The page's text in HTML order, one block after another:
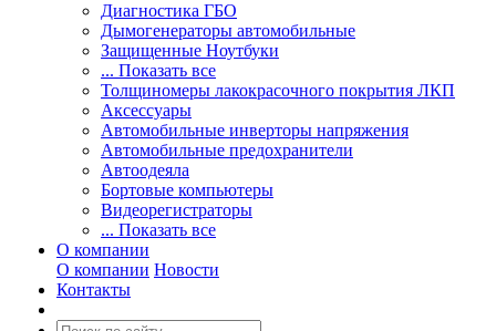
Диагностика ГБО
Дымогенераторы автомобильные
Защищенные Ноутбуки
... Показать все
Толщиномеры лакокрасочного покрытия ЛКП
Аксессуары
Автомобильные инверторы напряжения
Автомобильные предохранители
Автоодеяла
Бортовые компьютеры
Видеорегистраторы
... Показать все
О компании
О компании Новости
Контакты